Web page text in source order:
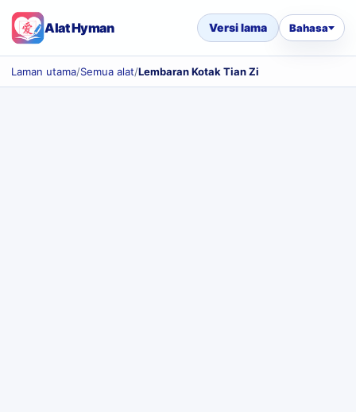
Alat Hyman Versi lama Bahasa
Laman utama/Semua alat/Lembaran Kotak Tian Zi